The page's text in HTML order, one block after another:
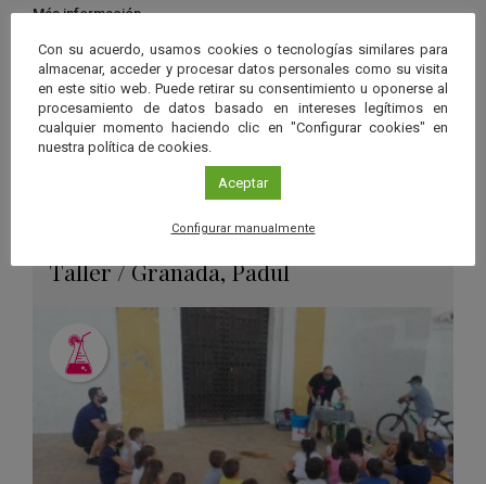
Más información
Eventos relacionados
24 AGO 2022
Taller/Granada,Padul
Con su acuerdo, usamos cookies o tecnologías similares para
almacenar, acceder y procesar datos personales como su visita
en este sitio web. Puede retirar su consentimiento u oponerse al
procesamiento de datos basado en intereses legítimos en
cualquier momento haciendo clic en "Configurar cookies" en
nuestra política de cookies.
Aceptar
Configurar manualmente